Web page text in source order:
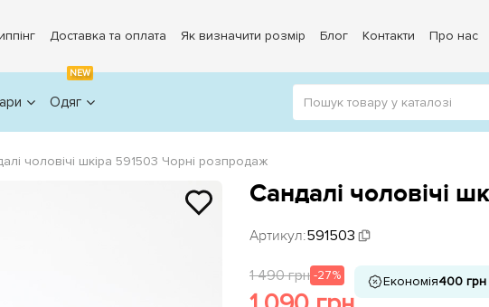
Доставка та оплата Як визначити розмір Блог Контакти Про нас
NEW
Одяг
чоловічі шкіра 591503 Чорні розпродаж
Сандалі чоловічі
Артикул:591503
1 490 грн -27% Економія400 грн